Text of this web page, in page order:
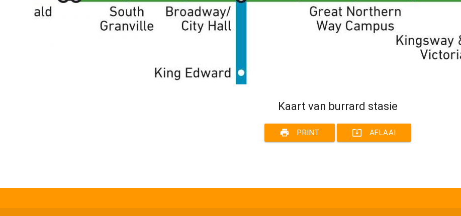
Kaart van burrard stasie
print PRINT system_update_alt AFLAAI